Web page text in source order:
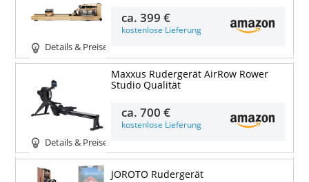
Details & Preise
ca.399 €
kostenlose Lieferung
Details & Preise
Maxxus Rudergerät AirRow Rower
Studio Qualität
ca.700 €
kostenlose Lieferung
JOROTO Rudergerät